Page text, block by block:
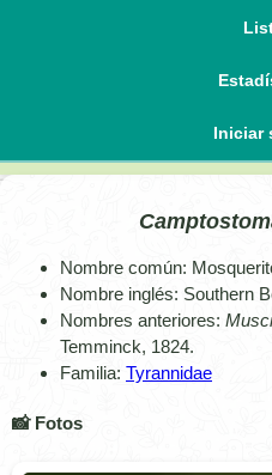
Iniciar
Nombre común:
Nombre inglés: Southern
Nombres anteriores:
Temminck, 1824.
Familia: Tyrannidae
📸 Fotos